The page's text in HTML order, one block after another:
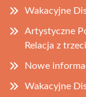
Wakacyjne
Artystyczne
Relacja z
Nowe
Wakacyjne